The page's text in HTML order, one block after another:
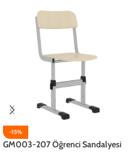
-15%
GM003-207 Öğrenci Sandalyesi